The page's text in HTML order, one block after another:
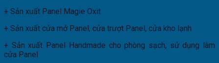
+ Sản xuất Panel Magie Oxit
+ Sản xuất cửa mở Panel, cửa trượt Panel, cửa kho lạnh
+ Sản xuất Panel Handmade cho phòng sạch, sử dụng làm
cửa Panel